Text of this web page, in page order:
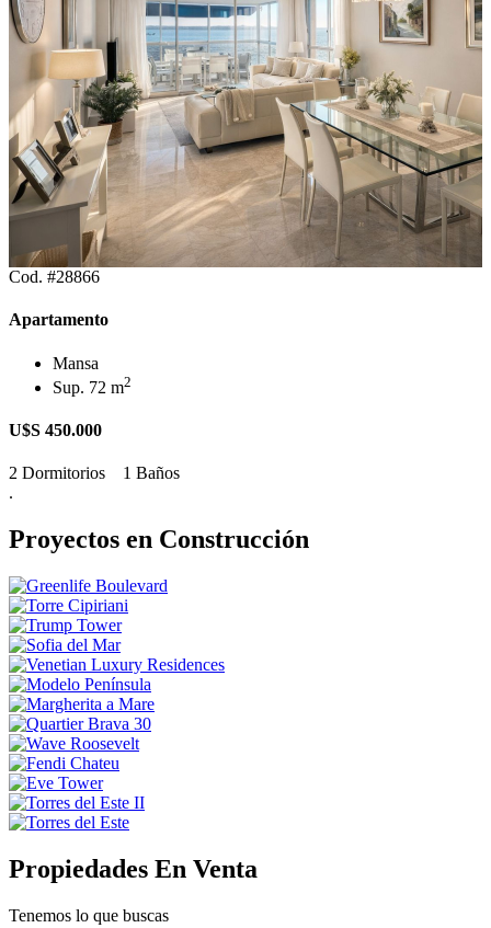
Cod. #28866
Apartamento
Mansa
Sup. 72 m2
U$S 450.000
2 Dormitorios 1 Baños
.
Proyectos en Construcción
Propiedades En Venta
Tenemos lo que buscas